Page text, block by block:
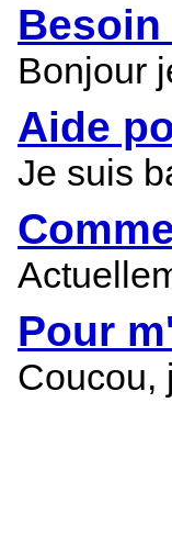
Bonjour
Aide
Je suis
Pour
Coucou,